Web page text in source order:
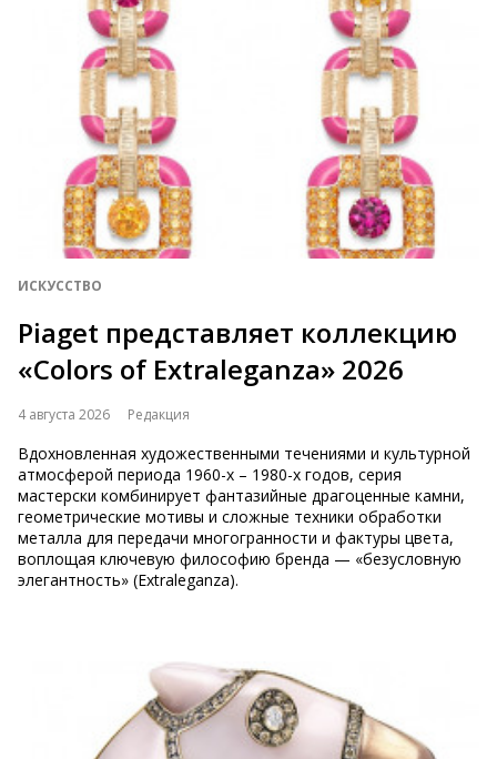
ИСКУССТВО
​​​​​​​Piaget представляет коллекцию
«Colors of Extraleganza» 2026
4 августа 2026 Редакция
Вдохновленная художественными течениями и культурной
атмосферой периода 1960-х – 1980-х годов, серия
мастерски комбинирует фантазийные драгоценные камни,
геометрические мотивы и сложные техники обработки
металла для передачи многогранности и фактуры цвета,
воплощая ключевую философию бренда — «безусловную
элегантность» (Extraleganza).